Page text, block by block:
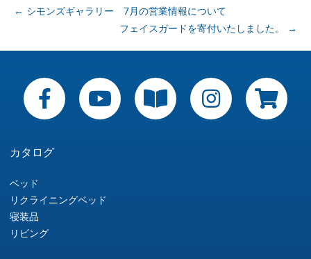
投
稿
ー
シ
ョ
ン
← シモンズギャラリー 7月の営業情報について
フェイスガードを寄付いたしました。
→
カタログ
ベッド
リクライニングベッド
寝装品
リビング